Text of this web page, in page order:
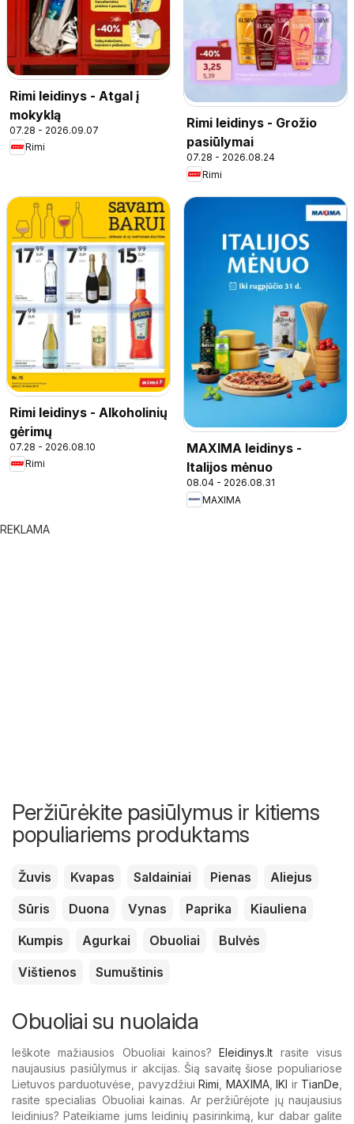
Rimi leidinys - Atgal į
mokyklą
07.28 - 2026.09.07
Rimi
Rimi leidinys - Grožio
pasiūlymai
07.28 - 2026.08.24
Rimi
Rimi leidinys - Alkoholinių
gėrimų
07.28 - 2026.08.10
Rimi
MAXIMA leidinys -
Italijos mėnuo
08.04 - 2026.08.31
MAXIMA
REKLAMA
Peržiūrėkite pasiūlymus ir kitiems
populiariems produktams
Žuvis Kvapas Saldainiai Pienas
Aliejus
Sūris
Duona Vynas Paprika
Kiauliena
Kumpis
Agurkai Obuoliai
Bulvės
Vištienos
Sumuštinis
Obuoliai su nuolaida
Ieškote mažiausios Obuoliai kainos?Eleidinys.lt rasite visus
naujausius pasiūlymus ir akcijas. Šią savaitę šiose populiariose
Lietuvos parduotuvėse, pavyzdžiuiRimi MAXIMA,IKI ir TianDe
rasite specialias Obuoliai kainas. Ar peržiūrėjote jų naujausius
leidinius? Pateikiame jums leidinių pasirinkimą, kur dabar galite